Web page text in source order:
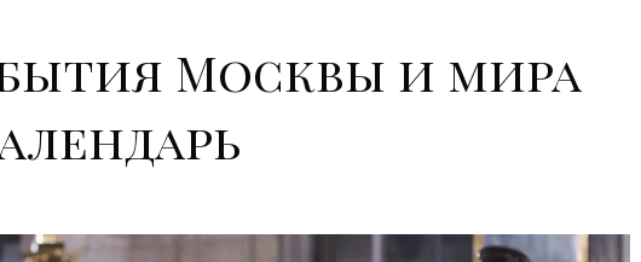
Москвы и мира